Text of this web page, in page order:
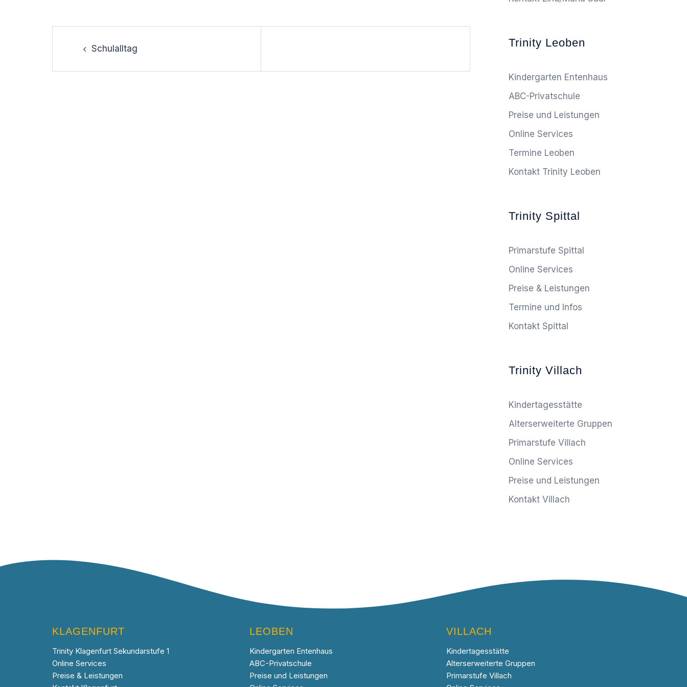
navigation
Schulalltag Trinity Leoben
Kindergarten Entenhaus
ABC-Privatschule
Preise und Leistungen
Online Services
Termine Leoben
Kontakt Trinity Leoben
Trinity Spittal
Primarstufe Spittal
Online Services
Preise & Leistungen
Termine und Infos
Kontakt Spittal
Trinity Villach
Kindertagesstätte
Alterserweiterte Gruppen
Primarstufe Villach
Online Services
Preise und Leistungen
Kontakt Villach
KLAGENFURT
Trinity Klagenfurt Sekundarstufe 1
Online Services
Preise & Leistungen
LEOBEN
Kindergarten Entenhaus
ABC-Privatschule
Preise und Leistungen
VILLACH
Kindertagesstätte
Alterserweiterte Gruppen
Primarstufe Villach